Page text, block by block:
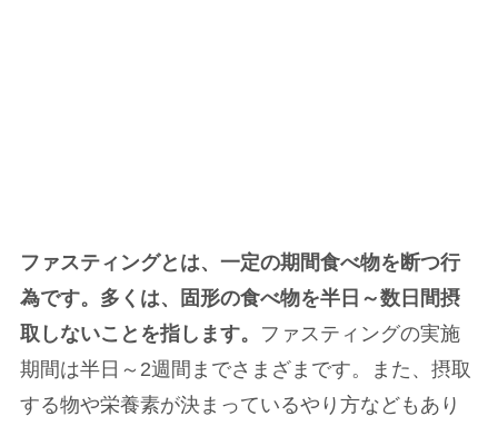
ファスティングとは、一定の期間食べ物を断つ行
為です。多くは、固形の食べ物を半日～数日間摂
取しないことを指します。
ファスティングの実施
期間は半日～2週間までさまざまです。また、摂取
する物や栄養素が決まっているやり方などもあり